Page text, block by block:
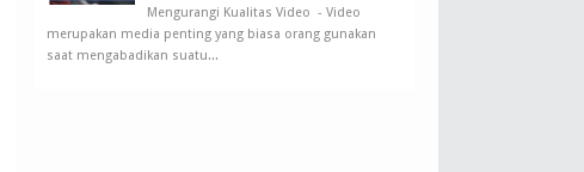
Mengurangi Kualitas Video - Video
merupakan media penting yang biasa orang gunakan
saat mengabadikan suatu...